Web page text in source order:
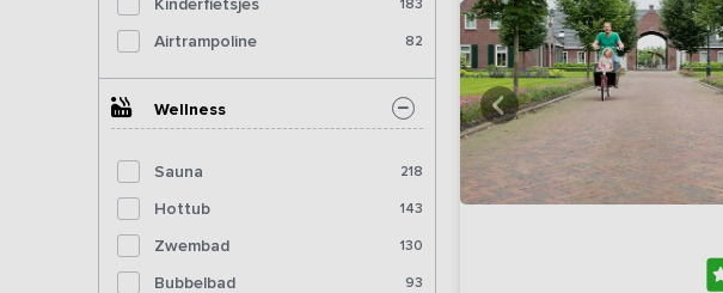
Airtrampoline 82
Wellness
Sauna 218
Hottub 143
Zwembad 130
Bubbelbad 93